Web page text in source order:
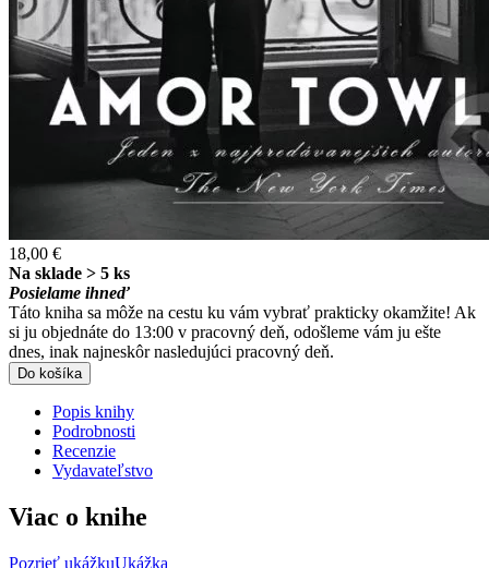
18,00 €
Na sklade > 5 ks
Posielame ihneď
Táto kniha sa môže na cestu ku vám vybrať prakticky okamžite! Ak
si ju objednáte do 13:00 v pracovný deň, odošleme vám ju ešte
dnes, inak najneskôr nasledujúci pracovný deň.
Do košíka
Popis knihy
Podrobnosti
Recenzie
Vydavateľstvo
Viac o knihe
Pozrieť ukážkuUkážka